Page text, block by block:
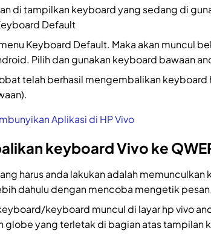
di tampilkan keyboard yang sedang di
Default
Keyboard Default. Maka akan muncul
Pilih dan gunakan keyboard bawaan
telah berhasil mengembalikan keyboard
Aplikasi di HP Vivo
keyboard Vivo ke
harus anda lakukan adalah memunculkan
dahulu dengan mencoba mengetik
keyboard muncul di layar hp vivo
globe yang terletak di bagian atas tampilan